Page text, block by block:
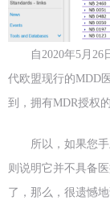
自2020年5月
代欧盟现行的MDD
到，拥有MDR授权
所以，如果您
则说明它并不具备
了，那么，很遗憾地